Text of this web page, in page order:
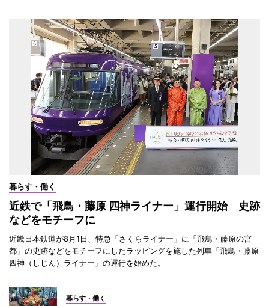
暮らす・働く
近鉄で「飛鳥・藤原 四神ライナー」運行開始 史跡
などをモチーフに
近畿日本鉄道が8月1日、特急「さくらライナー」に「飛鳥・藤原の宮
都」の史跡などをモチーフにしたラッピングを施した列車「飛鳥・藤原
四神（しじん）ライナー」の運行を始めた。
暮らす・働く